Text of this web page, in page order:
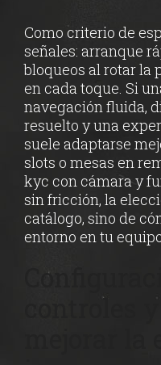
Como criterio de
señales: arranque
bloqueos al rotar la
en cada toque. Si
navegación fluida,
resuelto y una
suele adaptarse
slots o mesas en
kyc con cámara y
sin fricción, la
catálogo, sino de
entorno en tu
controles
mejorar la